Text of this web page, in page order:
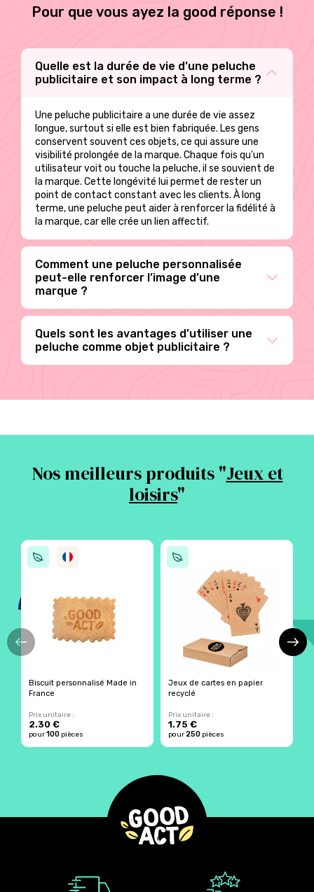
peuvent
la
page
Pour que vous ayez la good réponse !
Quelle est la durée de vie d’une peluche
publicitaire et son impact à long terme ?
Une peluche publicitaire a une durée de vie assez
longue, surtout si elle est bien fabriquée. Les gens
conservent souvent ces objets, ce qui assure une
visibilité prolongée de la marque. Chaque fois qu'un
utilisateur voit ou touche la peluche, il se souvient de
la marque. Cette longévité lui permet de rester un
point de contact constant avec les clients. À long
terme, une peluche peut aider à renforcer la fidélité à
la marque, car elle crée un lien affectif.
Comment une peluche personnalisée
peut-elle renforcer l’image d’une
marque ?
Quels sont les avantages d’utiliser une
peluche comme objet publicitaire ?
Nos meilleurs produits "Jeux et
loisirs"
Biscuit personnalisé Made in
France
Prix unitaire :
2.30 €
pour100 pièces
Jeux de cartes en papier
recyclé
Prix unitaire :
1.75 €
pour250 pièces